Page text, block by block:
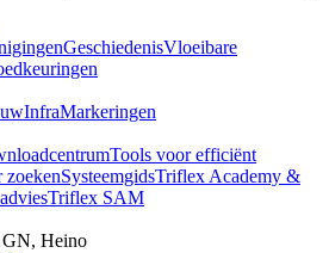
GeschiedenisVloeibare
InfraMarkeringen
Tools voor efficiënt
zoekenSysteemgidsTriflex Academy &
Triflex SAM
GN, Heino